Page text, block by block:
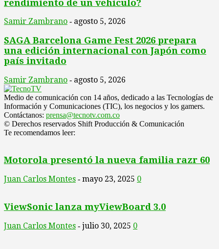
rendimiento de un vehículo?
Samir Zambrano - agosto 5, 2026
SAGA Barcelona Game Fest 2026 prepara
una edición internacional con Japón como
país invitado
Samir Zambrano - agosto 5, 2026
Medio de comunicación con 14 años, dedicado a las Tecnologías de
Información y Comunicaciones (TIC), los negocios y los gamers.
Contáctanos: prensa@tecnotv.com.co
© Derechos reservados Shift Producción & Comunicación
Te recomendamos leer:
Motorola presentó la nueva familia razr 60
Juan Carlos Montes - mayo 23, 2025 0
ViewSonic lanza myViewBoard 3.0
Juan Carlos Montes - julio 30, 2025 0